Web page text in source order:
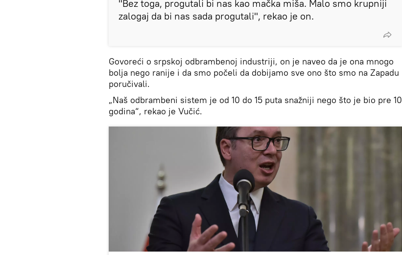
"Bez toga, progutali bi nas kao mačka miša. Malo smo krupniji
zalogaj da bi nas sada progutali", rekao je on.
Govoreći o srpskoj odbrambenoj industriji, on je naveo da je ona mnogo
bolja nego ranije i da smo počeli da dobijamo sve ono što smo na Zapadu
poručivali.
„Naš odbrambeni sistem je od 10 do 15 puta snažniji nego što je bio pre 10
godina“, rekao je Vučić.